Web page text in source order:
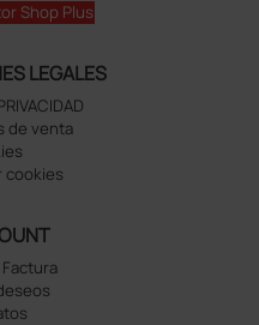
Shop Plus
LEGALES
de venta
cookies